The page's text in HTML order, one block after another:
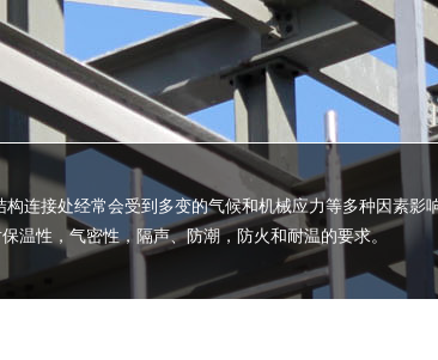
连接处经常会受到多变的气候和机械应力等多种因素
温性，气密性，隔声、防潮，防火和耐温的要求。